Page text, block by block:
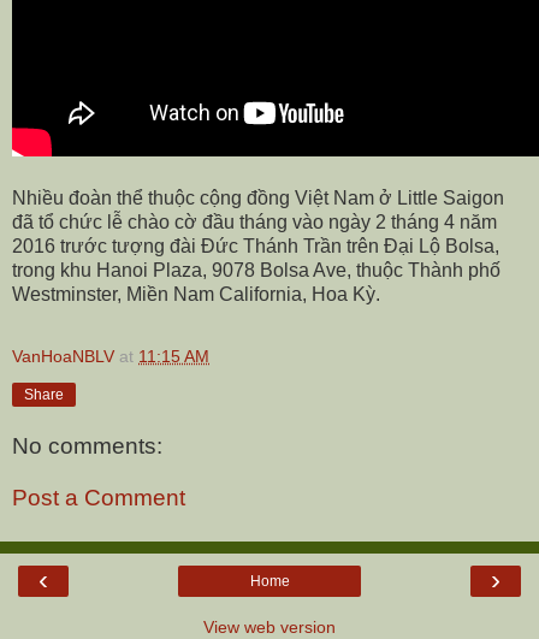
Nhiều đoàn thể thuộc cộng đồng Việt Nam ở Little Saigon
đã tổ chức lễ chào cờ đầu tháng vào ngày 2 tháng 4 năm
2016 trước tượng đài Đức Thánh Trần trên Đại Lộ Bolsa,
trong khu Hanoi Plaza, 9078 Bolsa Ave, thuộc Thành phố
Westminster, Miền Nam California, Hoa Kỳ.
VanHoaNBLV at 11:15 AM
Share
No comments:
Post a Comment
‹ ›
Home
View web version